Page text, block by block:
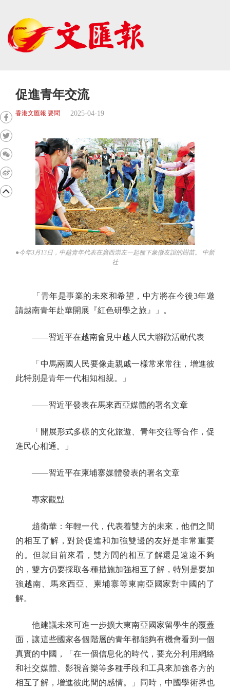
促進青年交流
香港文匯報 要聞 2025-04-19
●今年3月13日，中越青年代表在廣西崇左一起種下象徵友誼的樹苗。 中新
社
「青年是事業的未來和希望，中方將在今後3年邀
請越南青年赴華開展『紅色研學之旅』」。
——習近平在越南會見中越人民大聯歡活動代表
「中馬兩國人民要像走親戚一樣常來常往，增進彼
此特別是青年一代相知相親。」
——習近平發表在馬來西亞媒體的署名文章
「開展形式多樣的文化旅遊、青年交往等合作，促
進民心相通。」
——習近平在柬埔寨媒體發表的署名文章
專家觀點
趙衛華：年輕一代，代表着雙方的未來，他們之間
的相互了解，對於促進和加強雙邊的友好是非常重要
的。但就目前來看，雙方間的相互了解還是遠遠不夠
的，雙方仍要採取各種措施加強相互了解，特別是要加
強越南、馬來西亞、柬埔寨等東南亞國家對中國的了
解。
他建議未來可進一步擴大東南亞國家留學生的覆蓋
面，讓這些國家各個階層的青年都能夠有機會看到一個
真實的中國，「在一個信息化的時代，要充分利用網絡
和社交媒體、影視音樂等多種手段和工具來加強各方的
相互了解，增進彼此間的感情。」同時，中國學術界也